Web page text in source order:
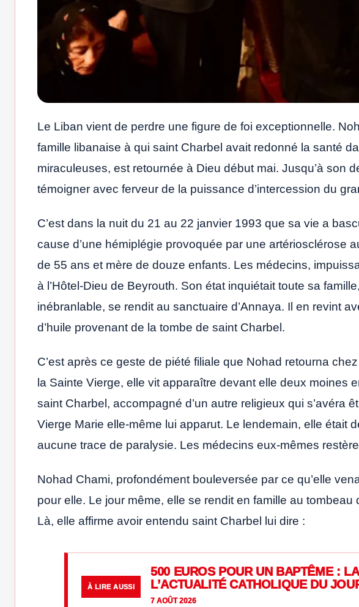
Le Liban vient de perdre une figure de foi exceptionnelle.
famille libanaise à qui saint Charbel avait redonné la santé
miraculeuses, est retournée à Dieu début mai. Jusqu’à son
témoigner avec ferveur de la puissance d’intercession du
C’est dans la nuit du 21 au 22 janvier 1993 que sa vie a
cause d’une hémiplégie provoquée par une artériosclérose
de 55 ans et mère de douze enfants. Les médecins,
à l’Hôtel-Dieu de Beyrouth. Son état inquiétait toute sa
inébranlable, se rendit au sanctuaire d’Annaya. Il en revint
d’huile provenant de la tombe de saint Charbel.
C’est après ce geste de piété filiale que Nohad retourna
la Sainte Vierge, elle vit apparaître devant elle deux moines
saint Charbel, accompagné d’un autre religieux qui s’avéra
Vierge Marie elle-même lui apparut. Le lendemain, elle était
aucune trace de paralysie. Les médecins eux-mêmes
Nohad Chami, profondément bouleversée par ce qu’elle
pour elle. Le jour même, elle se rendit en famille au
Là, elle affirme avoir entendu saint Charbel lui dire :
À LIRE AUSSI
500 EUROS POUR UN BAPTÊME :
L’ACTUALITÉ CATHOLIQUE DU
7 AOÛT 2026